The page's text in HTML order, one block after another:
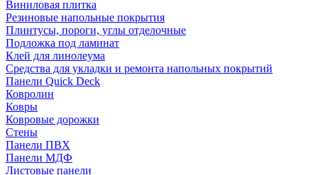
Виниловая плитка
Резиновые напольные покрытия
Плинтусы, пороги, углы отделочные
Подложка под ламинат
Клей для линолеума
Средства для укладки и ремонта напольных покрытий
Панели Quick Deck
Ковролин
Ковры
Ковровые дорожки
Стены
Панели ПВХ
Панели МДФ
Листовые панели